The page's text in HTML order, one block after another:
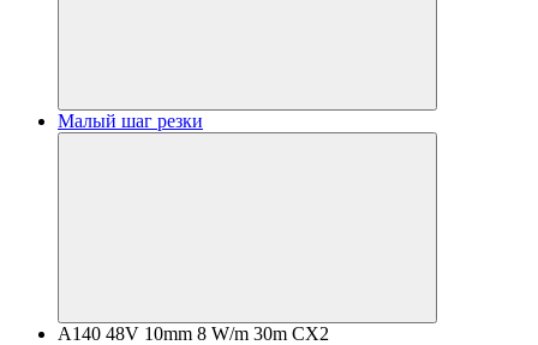
Малый шаг резки
A140 48V 10mm 8 W/m 30m CX2